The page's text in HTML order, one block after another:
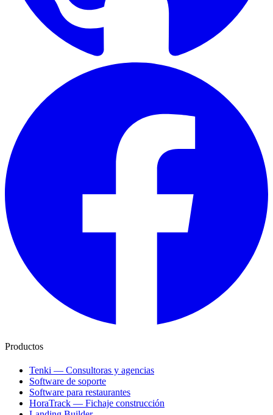
Productos
Tenki — Consultoras y agencias
Software de soporte
Software para restaurantes
HoraTrack — Fichaje construcción